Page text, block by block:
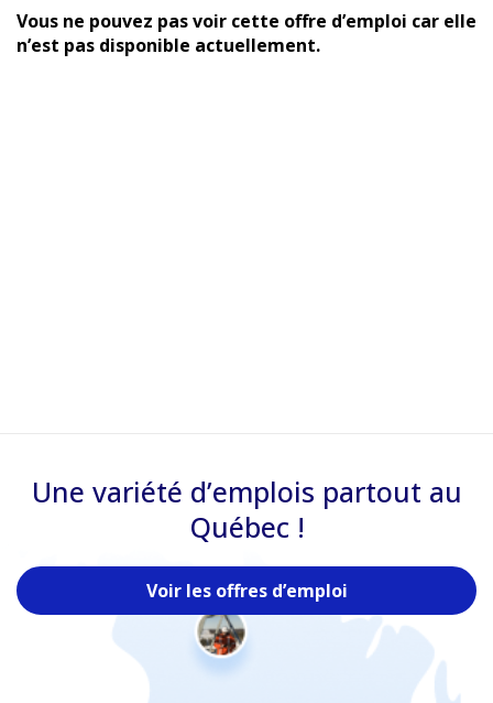
Vous ne pouvez pas voir cette offre d’emploi car elle
n’est pas disponible actuellement.
Une variété d’emplois partout au
Québec !
Voir les offres d’emploi